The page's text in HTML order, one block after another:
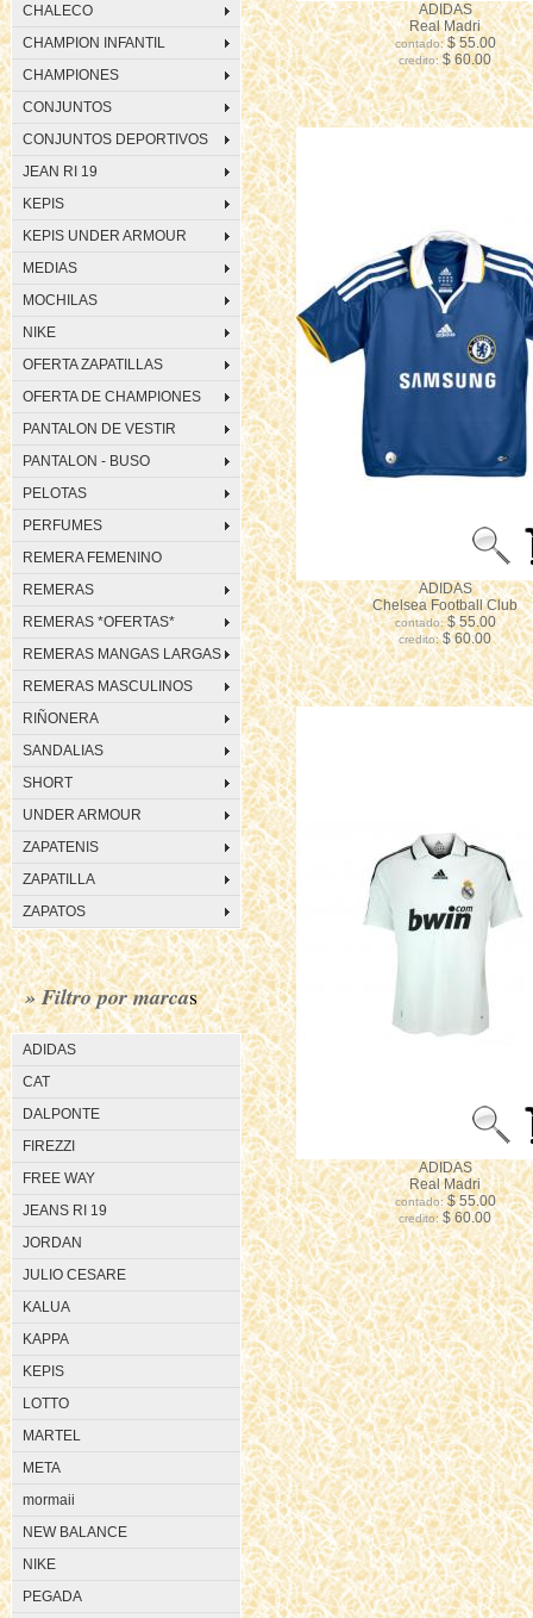
CHALECO
CHAMPION INFANTIL
CHAMPIONES
CONJUNTOS
CONJUNTOS DEPORTIVOS
JEAN RI 19
KEPIS
KEPIS UNDER ARMOUR
MEDIAS
MOCHILAS
NIKE
OFERTA ZAPATILLAS
OFERTA DE CHAMPIONES
PANTALON DE VESTIR
PANTALON - BUSO
PELOTAS
PERFUMES
REMERA FEMENINO
REMERAS
REMERAS *OFERTAS*
REMERAS MANGAS LARGAS
REMERAS MASCULINOS
RIÑONERA
SANDALIAS
SHORT
UNDER ARMOUR
ZAPATENIS
ZAPATILLA
ZAPATOS
» Filtro por marcas
ADIDAS
CAT
DALPONTE
FIREZZI
FREE WAY
JEANS RI 19
JORDAN
JULIO CESARE
KALUA
KAPPA
KEPIS
LOTTO
MARTEL
META
mormaii
NEW BALANCE
NIKE
PEGADA
ADIDAS
Real Madri
contado:$ 55.00
credito:$ 60.00
ADIDAS
Chelsea Football Club
contado:$ 55.00
credito:$ 60.00
ADIDAS
Real Madri
contado:$ 55.00
credito: $ 60.00